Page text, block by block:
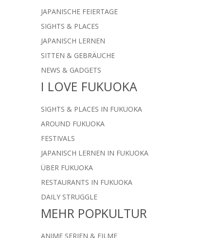
JAPANISCHE FEIERTAGE
SIGHTS & PLACES
JAPANISCH LERNEN
SITTEN & GEBRÄUCHE
NEWS & GADGETS
I LOVE FUKUOKA
SIGHTS & PLACES IN FUKUOKA
AROUND FUKUOKA
FESTIVALS
JAPANISCH LERNEN IN FUKUOKA
ÜBER FUKUOKA
RESTAURANTS IN FUKUOKA
DAILY STRUGGLE
MEHR POPKULTUR
ANIME SERIEN & FILME